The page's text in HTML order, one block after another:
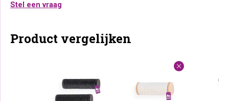
Stel een vraag
Product vergelijken